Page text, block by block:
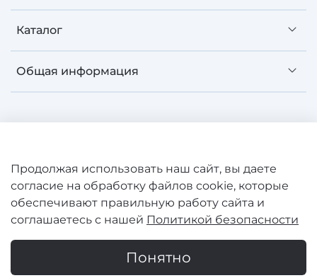
Каталог
Общая информация
©SAWO 2008-2026 Зарегистрированная торговая
марка. Все права защищены. Сайт не является
публичной офертой.
ООО "КАРГОТРАНС" ИНН 7804587350 ОГРНИП
1177847007128
Продолжая пользоваться сайтом, вы соглашаетесь с
Продолжая использовать наш сайт, вы даете
согласие на обработку файлов cookie, которые
обеспечивают правильную работу сайта и
соглашаетесь с нашей Политикой безопасности
Понятно